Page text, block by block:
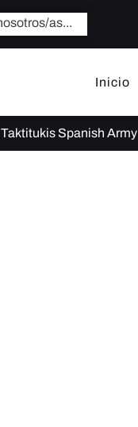
Inicio
Taktitukis Spanish Army